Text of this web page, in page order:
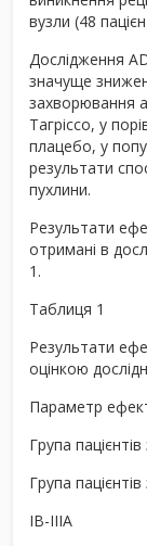
вузли (48
Дослідження
значуще
захворювання
Тагріссо, у
плацебо, у
результати
пухлини.
Результати
отримані в
1.
Таблиця 1
Результати
оцінкою
Параметр
Група
Група пацієнтів
IB-IIIA